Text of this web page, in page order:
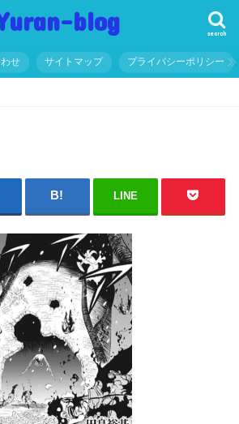
blog search
せ サイトマップ プライバシーポリシー
LINE